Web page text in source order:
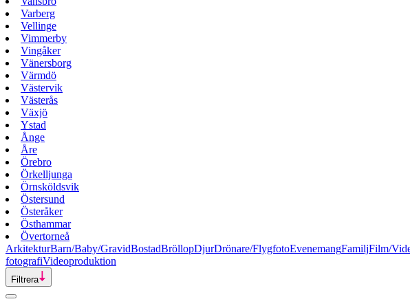
Varberg
Vellinge
Vimmerby
Vingåker
Vänersborg
Värmdö
Västervik
Västerås
Växjö
Ystad
Ånge
Åre
Örebro
Örkelljunga
Örnsköldsvik
Östersund
Österåker
Östhammar
Övertorneå
ArkitekturBarn/Baby/GravidBostadBröllopDjurDrönare/FlygfotoEvenemangFamiljFilm/
fotografiVideoproduktion
Filtrera